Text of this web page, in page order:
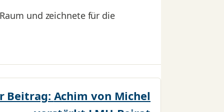
und zeichnete für die
Beitrag: Achim von Michel